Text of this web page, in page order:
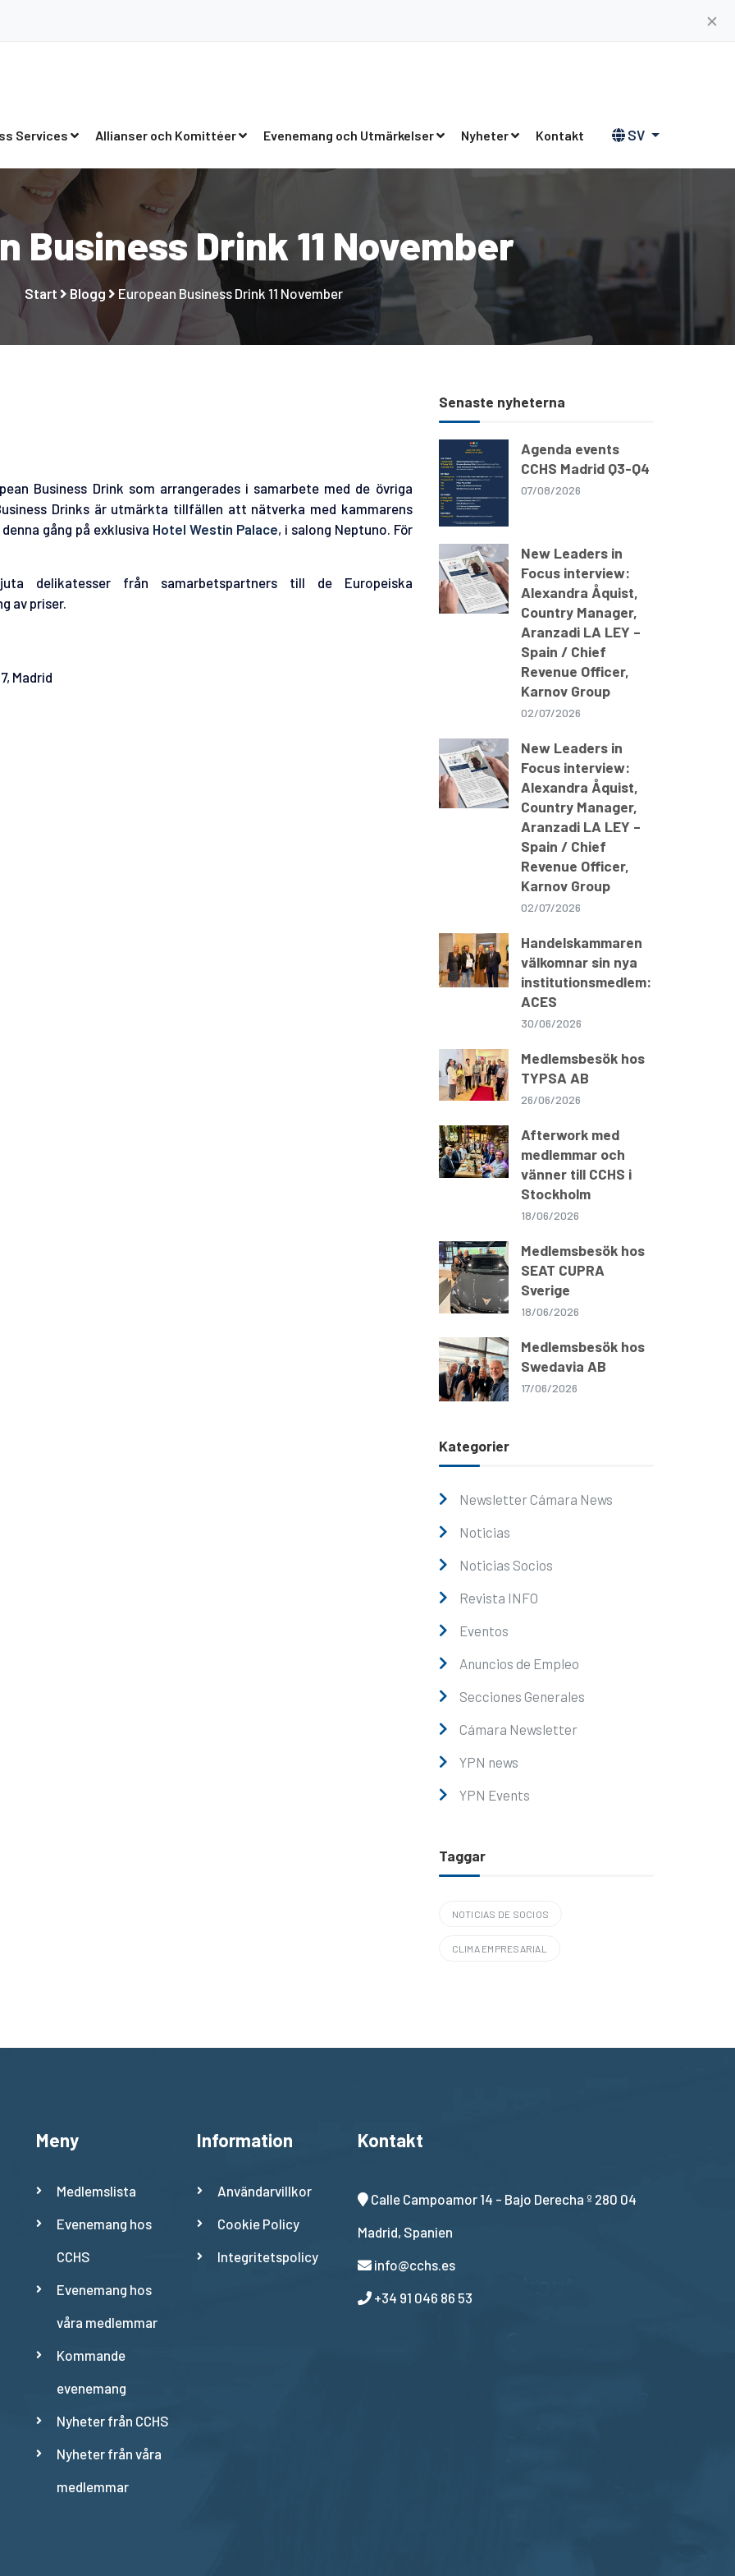
✕
Services Allianser och Komittéer Evenemang och Utmärkelser Nyheter Kontakt SV
Business Drink 11 November
Start Blogg European Business Drink 11 November
Business Drink som arrangerades i samarbete med de övriga
Drinks är utmärkta tillfällen att nätverka med kammarens
gång på exklusiva Hotel Westin Palace, i salong Neptuno. För
delikatesser från samarbetspartners till de Europeiska
av priser.
Madrid
Senaste nyheterna
Agenda events
CCHS Madrid Q3-Q4
07/08/2026
New Leaders in
Focus interview:
Alexandra Åquist,
Country Manager,
Aranzadi LA LEY –
Spain / Chief
Revenue Officer,
Karnov Group
02/07/2026
New Leaders in
Focus interview:
Alexandra Åquist,
Country Manager,
Aranzadi LA LEY –
Spain / Chief
Revenue Officer,
Karnov Group
02/07/2026
Handelskammaren
välkomnar sin nya
institutionsmedlem:
ACES
30/06/2026
Medlemsbesök hos
TYPSA AB
26/06/2026
Afterwork med
medlemmar och
vänner till CCHS i
Stockholm
18/06/2026
Medlemsbesök hos
SEAT CUPRA
Sverige
18/06/2026
Medlemsbesök hos
Swedavia AB
17/06/2026
Kategorier
Newsletter Cámara News
Noticias
Noticias Socios
Revista INFO
Eventos
Anuncios de Empleo
Secciones Generales
Cámara Newsletter
YPN news
YPN Events
Taggar
NOTICIAS DE SOCIOS
CLIMA EMPRESARIAL
Meny
Medlemslista
Evenemang hos
CCHS
Evenemang hos
våra medlemmar
Kommande
evenemang
Nyheter från CCHS
Nyheter från våra
medlemmar
Information
Användarvillkor
Cookie Policy
Integritetspolicy
Kontakt
Calle Campoamor 14 - Bajo Derecha º 280 04
Madrid, Spanien
info@cchs.es
+34 91 046 86 53